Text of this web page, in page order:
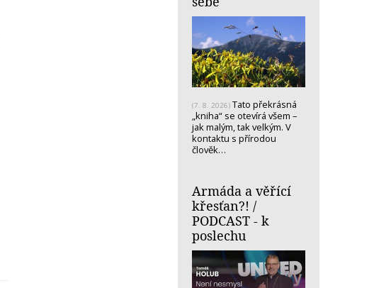
(7. 8. 2026) Tato překrásná
„kniha“ se otevírá všem –
jak malým, tak velkým. V
kontaktu s přírodou
člověk…
Armáda a věřící
křesťan?! /
PODCAST - k
poslechu